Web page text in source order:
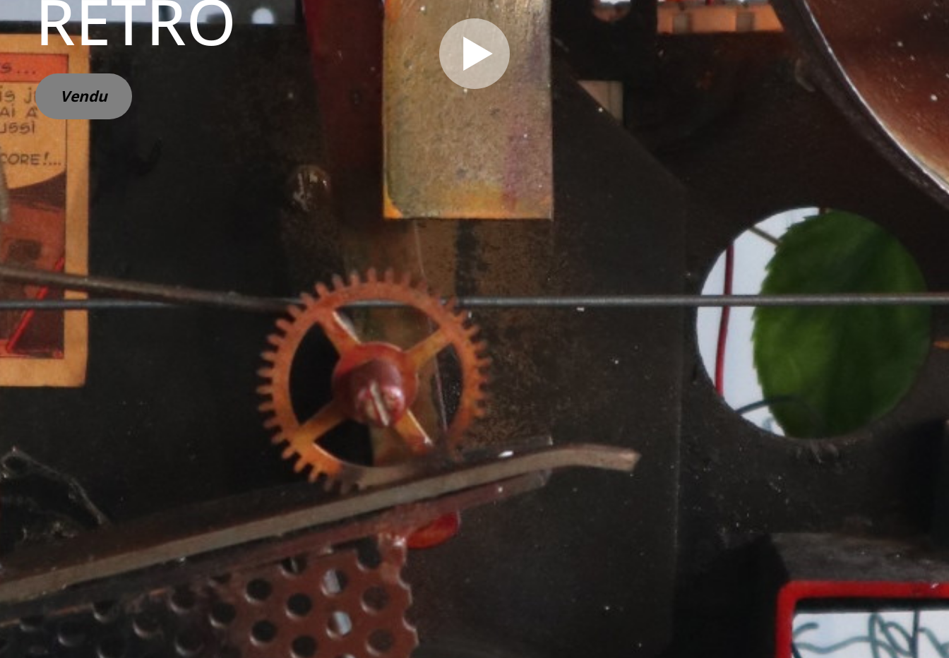
RÉTRO
Vendu